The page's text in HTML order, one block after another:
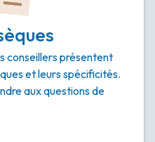
conseillers présentent
et leurs spécificités.
aux questions de